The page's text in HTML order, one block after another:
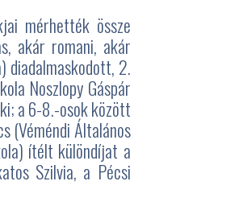
mérhették össze
akár romani, akár
diadalmaskodott, 2.
Noszlopy Gáspár
a 6-8.-osok között
(Véméndi Általános
ítélt különdíjat a
Szilvia, a Pécsi